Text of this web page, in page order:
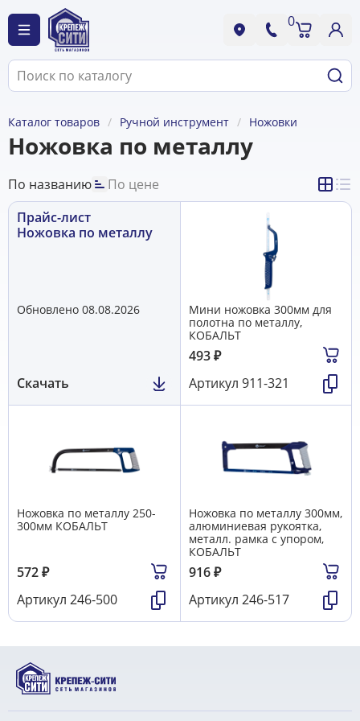
0
Каталог товаров Ручной инструмент Ножовки
Ножовка по металлу
По названию
По цене
Прайс-лист
Ножовка по металлу
Обновлено 08.08.2026
Скачать
Мини ножовка 300мм для
полотна по металлу,
КОБАЛЬТ
493₽
Артикул 911-321
Ножовка по металлу 250-
300мм КОБАЛЬТ
572₽
Артикул 246-500
Ножовка по металлу 300мм,
алюминиевая рукоятка,
металл. рамка с упором,
КОБАЛЬТ
916₽
Артикул 246-517